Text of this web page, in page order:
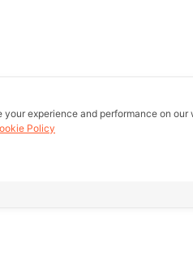
your experience and performance on
Policy